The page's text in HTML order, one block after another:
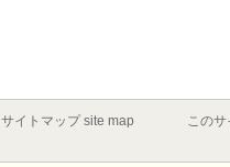
サイトマップ site map この